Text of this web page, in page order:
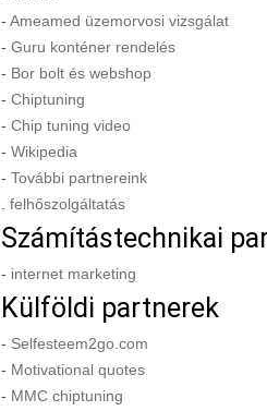
- Ameamed üzemorvosi vizsgálat
- Guru konténer rendelés
- Bor bolt és webshop
- Chiptuning
- Chip tuning video
- Wikipedia
- További partnereink
felhőszolgáltatás
Számítástechnikai
- internet marketing
Külföldi partnerek
- Selfesteem2go.com
- Motivational quotes
- MMC chiptuning